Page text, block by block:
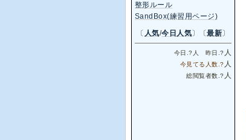
整形ルール
SandBox(練習用ページ)
〔 人気/今日人気〕〔最新〕
今日.? 人 昨日.? 人
今見てる人数.? 人
総閲覧者数.? 人